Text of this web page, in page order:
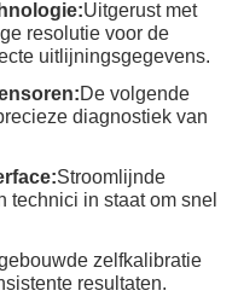
Uitgerust met
resolutie voor de
uitlijningsgegevens.
De volgende
diagnostiek van
Stroomlijnde
technici in staat om snel
zelfkalibratie
resultaten.